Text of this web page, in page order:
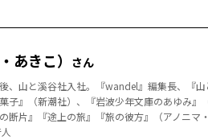
あきこ） さん
、山と溪谷社入社。『wandel』編集長、『
子』（新潮社）、『岩波少年文庫のあゆみ』
断片』『途上の旅』『旅の彼方』（アノニマ